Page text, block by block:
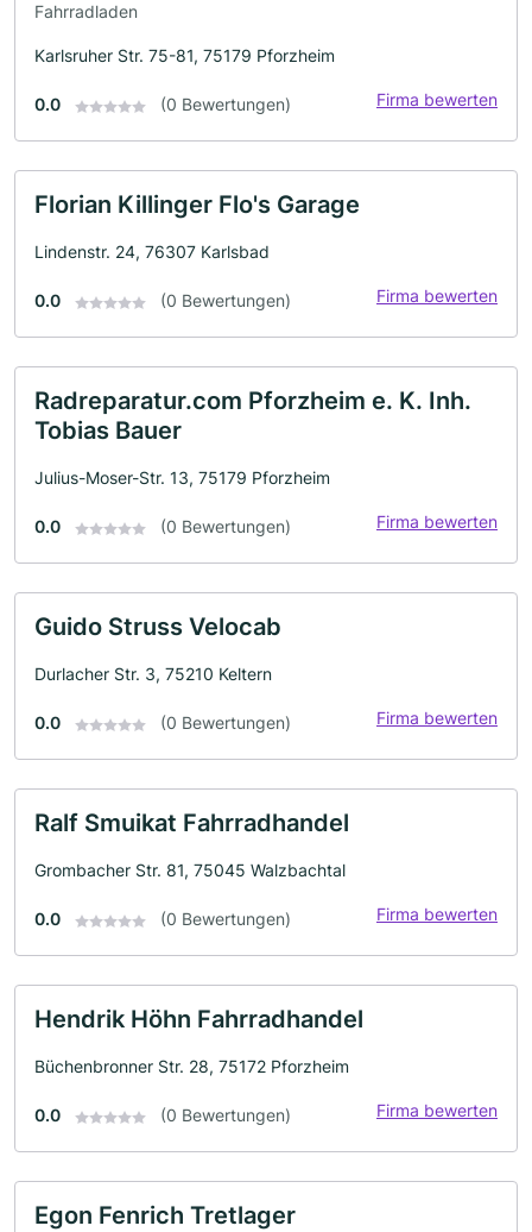
Fahrradladen
Karlsruher Str. 75-81, 75179 Pforzheim
0.0 (0 Bewertungen) Firma bewerten
Florian Killinger Flo's Garage
Lindenstr. 24, 76307 Karlsbad
0.0 (0 Bewertungen) Firma bewerten
Radreparatur.com Pforzheim e. K. Inh.
Tobias Bauer
Julius-Moser-Str. 13, 75179 Pforzheim
0.0 (0 Bewertungen) Firma bewerten
Guido Struss Velocab
Durlacher Str. 3, 75210 Keltern
0.0 (0 Bewertungen) Firma bewerten
Ralf Smuikat Fahrradhandel
Grombacher Str. 81, 75045 Walzbachtal
0.0 (0 Bewertungen) Firma bewerten
Hendrik Höhn Fahrradhandel
Büchenbronner Str. 28, 75172 Pforzheim
0.0 (0 Bewertungen) Firma bewerten
Egon Fenrich Tretlager